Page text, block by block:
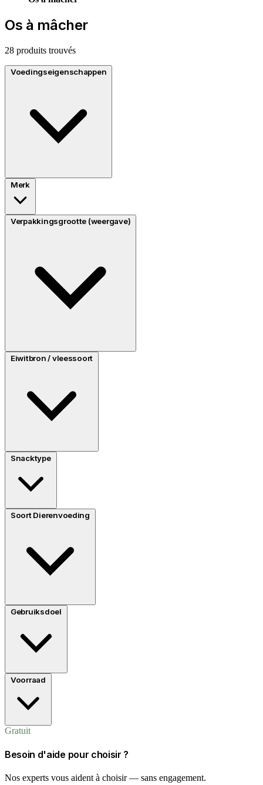
Os à mâcher
28 produits trouvés
Voedingseigenschappen
Merk
Verpakkingsgrootte (weergave)
Eiwitbron / vleessoort
Snacktype
Soort Dierenvoeding
Gebruiksdoel
Voorraad
Gratuit
Besoin d'aide pour choisir ?
Nos experts vous aident à choisir — sans engagement.